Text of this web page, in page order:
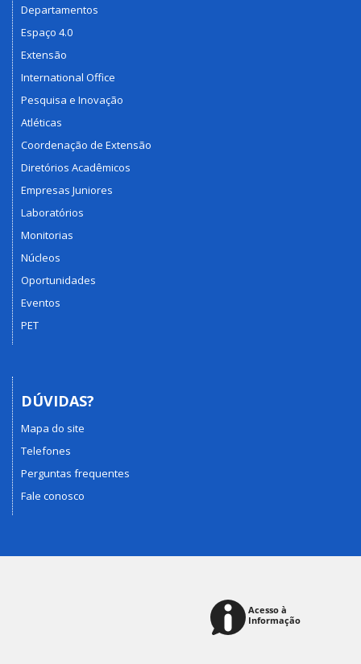
Departamentos
Espaço 4.0
Extensão
International Office
Pesquisa e Inovação
Atléticas
Coordenação de Extensão
Diretórios Acadêmicos
Empresas Juniores
Laboratórios
Monitorias
Núcleos
Oportunidades
Eventos
PET
DÚVIDAS?
Mapa do site
Telefones
Perguntas frequentes
Fale conosco